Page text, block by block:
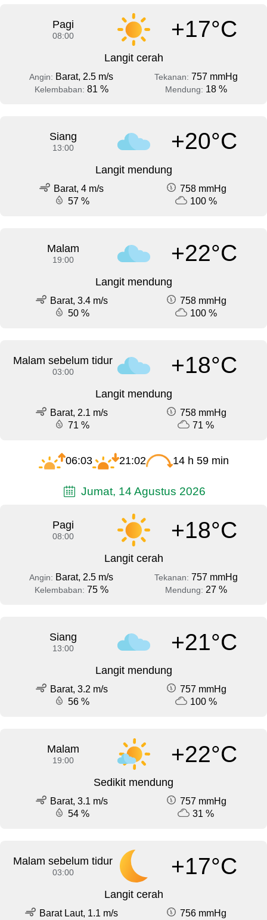
Pagi
08:00 +17°C
Langit cerah
Angin: Barat, 2.5 m/s Tekanan: 757 mmHg
Kelembaban: 81 % Mendung: 18 %
Siang
13:00 +20°C
Langit mendung
Barat, 4 m/s
758 mmHg
57 %
100 %
Malam
19:00 +22°C
Langit mendung
Barat, 3.4 m/s
758 mmHg
50 %
100 %
Malam sebelum tidur
03:00 +18°C
Langit mendung
Barat, 2.1 m/s
758 mmHg
71 %
71 %
06:03 21:02 14 h 59 min
Jumat, 14 Agustus 2026
Pagi
08:00 +18°C
Langit cerah
Angin: Barat, 2.5 m/s Tekanan: 757 mmHg
Kelembaban: 75 % Mendung: 27 %
Siang
13:00 +21°C
Langit mendung
Barat, 3.2 m/s
757 mmHg
56 %
100 %
Malam
19:00 +22°C
Sedikit mendung
Barat, 3.1 m/s
757 mmHg
54 %
31 %
Malam sebelum tidur
03:00 +17°C
Langit cerah
Barat Laut, 1.1 m/s
756 mmHg